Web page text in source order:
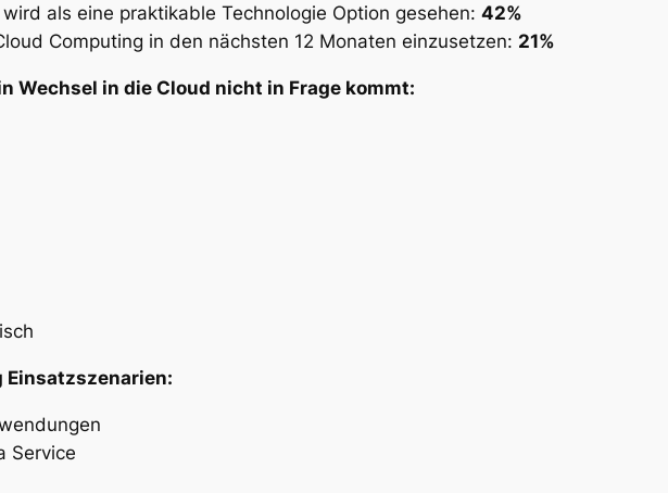
als eine praktikable Technologie Option gesehen: 42%
Computing in den nächsten 12 Monaten einzusetzen: 21%
Wechsel in die Cloud nicht in Frage kommt:
Einsatzszenarien:
Service